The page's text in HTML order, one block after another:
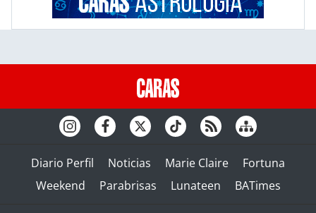
Diario Perfil Noticias Marie Claire
Fortuna
Weekend
Parabrisas Lunateen BATimes